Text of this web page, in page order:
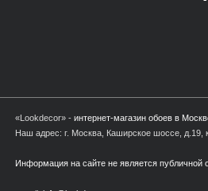
«Lookdecor» - интернет-магазин обоев в
Наш адрес: г. Москва, Каширское шоссе,
Информация на сайте не является публичной